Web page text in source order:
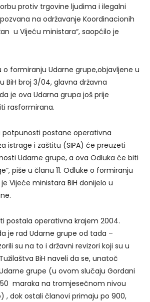
protiv trgovine ljudima i ilegalni
na održavanje Koordinacionih
u Vijeću ministara“, saopćilo je
o formiranju Udarne grupe,objavljene u
BiH broj 3/04, glavna državna
je ova Udarna grupa još prije
rasformirana.
potpunosti postane operativna
istrage i zaštitu (SIPA) će preuzeti
Udarne grupe, a ova Odluka će biti
piše u članu 11. Odluke o formiranju
Vijeće ministara BiH donijelo u
postala operativna krajem 2004.
je rad Udarne grupe od tada –
su na to i državni revizori koji su u
BiH naveli da se, unatoč
grupe (u ovom slučaju Gordani
maraka na tromjesečnom nivou
, dok ostali članovi primaju po 900,